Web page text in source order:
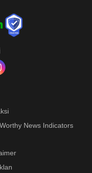
News Indicators